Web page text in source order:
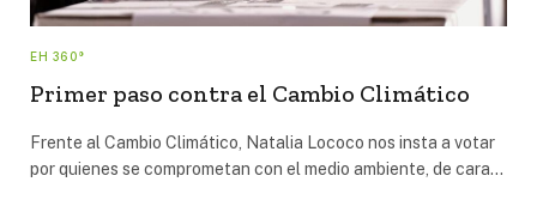
EH 360°
Primer paso contra el Cambio Climático
Frente al Cambio Climático, Natalia Lococo nos insta a votar
por quienes se comprometan con el medio ambiente, de cara…